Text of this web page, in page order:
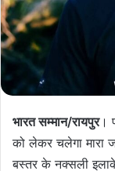
भारत सम्मान/रायपुर।
को लेकर चलेगा मारा
बस्तर के नक्सली